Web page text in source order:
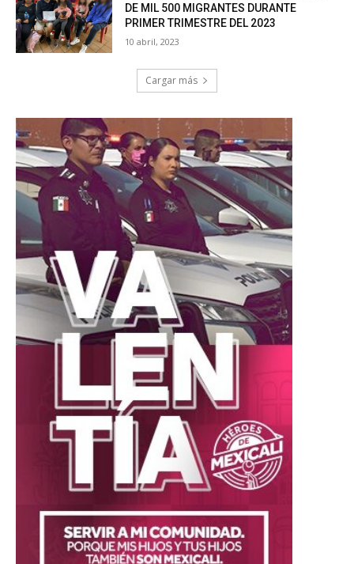
DE MIL 500 MIGRANTES DURANTE
PRIMER TRIMESTRE DEL 2023
10 abril, 2023
Cargar más